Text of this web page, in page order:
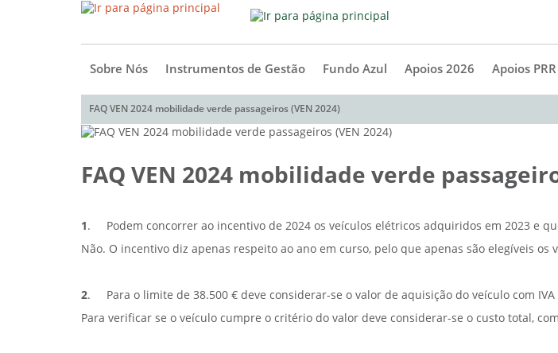
Sobre Nós Instrumentos de Gestão Fundo Azul Apoios 2026 Apoios PRR
FAQ VEN 2024 mobilidade verde passageiros (VEN 2024)
FAQ VEN 2024 mobilidade verde
1.
Podem concorrer ao incentivo de 2024 os veículos elétricos adquiridos em 2023 e
Não. O incentivo diz apenas respeito ao ano em curso, pelo que apenas são elegíveis
2.
Para o limite de 38.500 € deve considerar-se o valor de aquisição do veículo com IVA
Para verificar se o veículo cumpre o critério do valor deve considerar-se o custo total,